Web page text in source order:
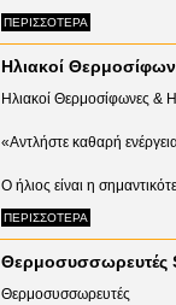
ΠΕΡΙΣΣΟΤΕΡΑ
Ηλιακοί
Ηλιακοί Θερμοσίφωνες &
«Αντλήστε καθαρή
Ο ήλιος είναι η
ΠΕΡΙΣΣΟΤΕΡΑ
Θερμοσυσσωρευτές
Θερμοσυσσωρευτές